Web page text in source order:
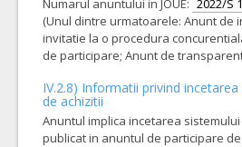
Numarul anuntului in JOUE: 2022/S
(Unul dintre urmatoarele: Anunt de
invitatie la o procedura
de participare; Anunt de
IV.2.8) Informatii privind
de achizitii
Anuntul implica incetarea
publicat in anuntul de participare